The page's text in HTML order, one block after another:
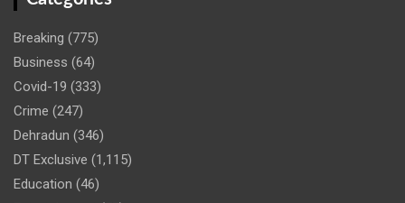
Breaking (775)
Business (64)
Covid-19 (333)
Crime (247)
Dehradun (346)
DT Exclusive (1,115)
Education (46)